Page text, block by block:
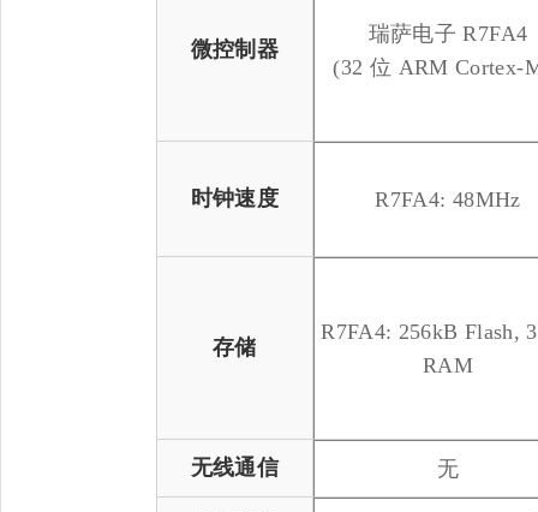
微控制器
瑞萨电子 R7FA4
(32 位 ARM Cortex-
时钟速度 R7FA4: 48MHz
存储
R7FA4: 256kB Flash,
RAM
无线通信 无